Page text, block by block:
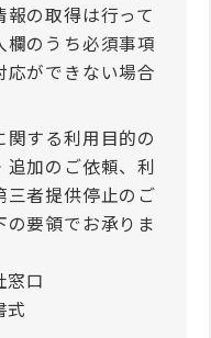
の取得は行って
のうち必須事項
ができない場合
する利用目的の
加のご依頼、利
三者提供停止のご
要領でお承りま
窓口
式